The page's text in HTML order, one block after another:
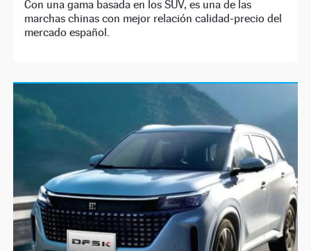
Con una gama basada en los SUV, es una de las
marchas chinas con mejor relación calidad-precio del
mercado español.